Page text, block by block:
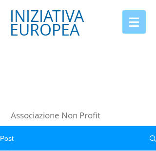
INIZIATIVA
EUROPEA
Associazione Non Profit
Post